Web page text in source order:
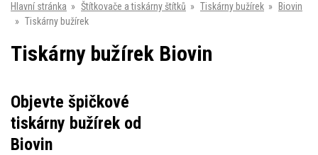
Hlavní stránka » Štítkovače a tiskárny štítků » Tiskárny bužírek »
Biovin
» Tiskárny bužírek
Tiskárny bužírek Biovin
Objevte špičkové
tiskárny bužírek od
Biovin